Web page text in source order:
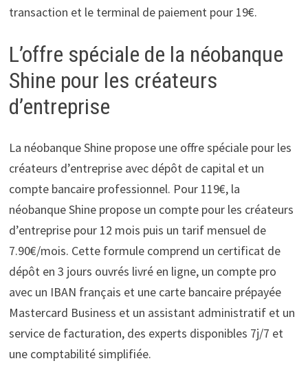
transaction et le terminal de paiement pour 19€.
L’offre spéciale de la néobanque
Shine pour les créateurs
d’entreprise
La néobanque Shine propose une offre spéciale pour les
créateurs d’entreprise avec dépôt de capital et un
compte bancaire professionnel. Pour 119€, la
néobanque Shine propose un compte pour les créateurs
d’entreprise pour 12 mois puis un tarif mensuel de
7.90€/mois. Cette formule comprend un certificat de
dépôt en 3 jours ouvrés livré en ligne, un compte pro
avec un IBAN français et une carte bancaire prépayée
Mastercard Business et un assistant administratif et un
service de facturation, des experts disponibles 7j/7 et
une comptabilité simplifiée.